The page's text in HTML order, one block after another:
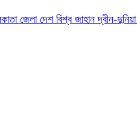
জেলা দেশ বিশ্ব জাহানদ্বীন-দুনিয়া